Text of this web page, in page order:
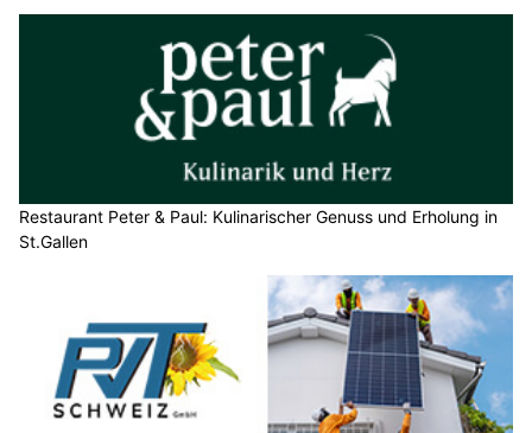
Restaurant Peter & Paul: Kulinarischer Genuss und Erholung in
St.Gallen